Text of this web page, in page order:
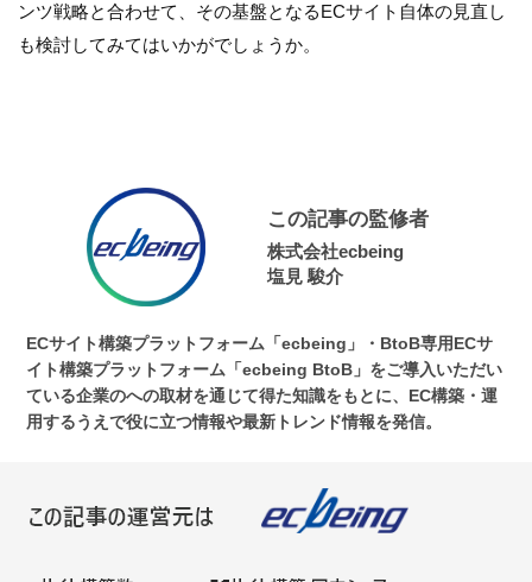
ンツ戦略と合わせて、その基盤となるECサイト自体の見直し
も検討してみてはいかがでしょうか。
この記事の監修者
株式会社ecbeing
塩見 駿介
ECサイト構築プラットフォーム「ecbeing」・BtoB専用ECサ
イト構築プラットフォーム「ecbeing BtoB」をご導入いただい
ている企業のへの取材を通じて得た知識をもとに、EC構築・運
用するうえで役に立つ情報や最新トレンド情報を発信。